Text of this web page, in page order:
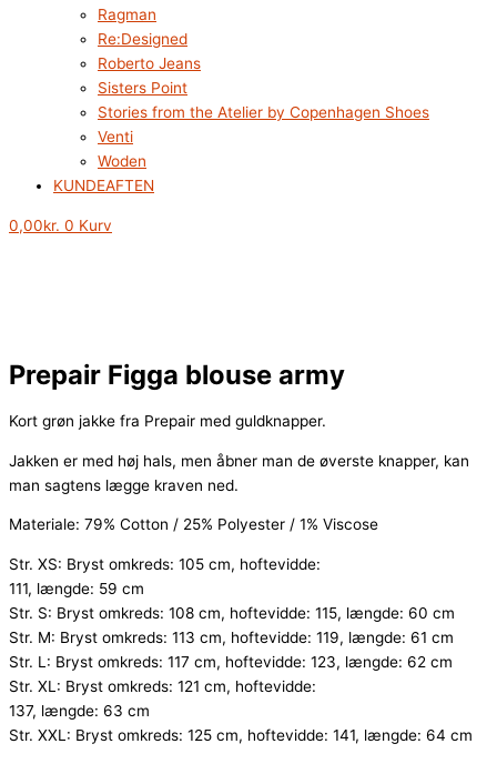
Ragman
Re:Designed
Roberto Jeans
Sisters Point
Stories from the Atelier by Copenhagen Shoes
Venti
Woden
KUNDEAFTEN
0,00kr. 0 Kurv
Prepair Figga blouse army
Kort grøn jakke fra Prepair med guldknapper.
Jakken er med høj hals, men åbner man de øverste knapper, kan
man sagtens lægge kraven ned.
Materiale: 79% Cotton / 25% Polyester / 1% Viscose
Str. XS: Bryst omkreds: 105 cm, hoftevidde:
111, længde: 59 cm
Str. S: Bryst omkreds: 108 cm, hoftevidde: 115, længde: 60 cm
Str. M: Bryst omkreds: 113 cm, hoftevidde: 119, længde: 61 cm
Str. L: Bryst omkreds: 117 cm, hoftevidde: 123, længde: 62 cm
Str. XL: Bryst omkreds: 121 cm, hoftevidde:
137, længde: 63 cm
Str. XXL: Bryst omkreds: 125 cm, hoftevidde: 141, længde: 64 cm